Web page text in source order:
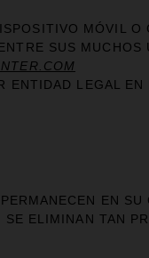
MÓVIL O
SUS MUCHOS
LEGAL EN
EN SU
ELIMINAN TAN